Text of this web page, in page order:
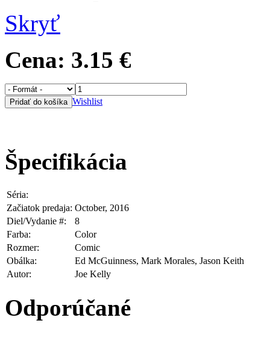
Skryť
Cena: 3.15 €
Wishlist
Špecifikácia
Séria:
Začiatok predaja: October, 2016
Diel/Vydanie #:
8
Farba:
Color
Rozmer:
Comic
Obálka:
Ed McGuinness, Mark Morales, Jason Keith
Autor:
Joe Kelly
Odporúčané